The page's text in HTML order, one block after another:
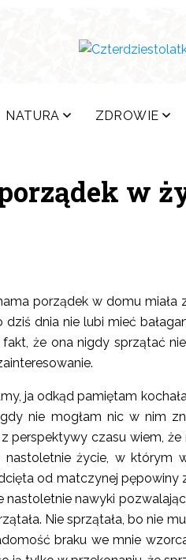
NATURA ZDROWIE
w
porządek w domu miała
dnia nie lubi mieć
że ona nigdy sprzątać nie
ja odkąd pamiętam
nie mogłam nic w nim
perspektywy czasu wiem, że
życie, w którym
od matczynej pępowiny
nawyki
Nie sprzątała, bo nie
braku we mnie